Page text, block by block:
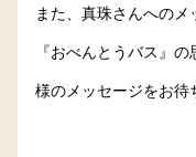
また、真珠さんへのメ
『おべんとうバス』
様のメッセージをお待